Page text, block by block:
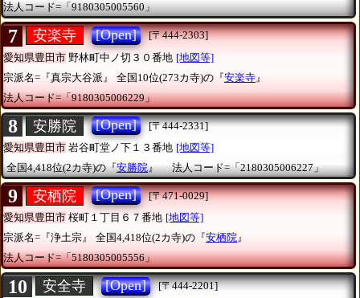
法人コード=「9180305005560」
7 安楽寺 [Open]
[〒444-2303]
愛知県豊田市 野林町中ノ切３０番地 [地図等]
宗派名=『真宗大谷派』
全国10位(273カ寺)の『安楽寺 』
法人コード=「9180305006229」
8 安勝院 [Open]
[〒444-2331]
愛知県豊田市 岩谷町堂ノ下１３番地 [地図等]
全国4,418位(2カ寺)の『安勝院』 法人コード=「2180305006227」
9 安栖院 [Open]
[〒471-0029]
愛知県豊田市 桜町１丁目６７番地 [地図等]
宗派名=『浄土宗』
全国4,418位(2カ寺)の『安栖院』
法人コード=「5180305005556」
10 安全寺 [Open]
[〒444-2201]